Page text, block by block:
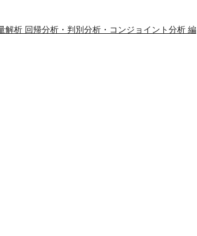
解析 回帰分析・判別分析・コンジョイント分析 編